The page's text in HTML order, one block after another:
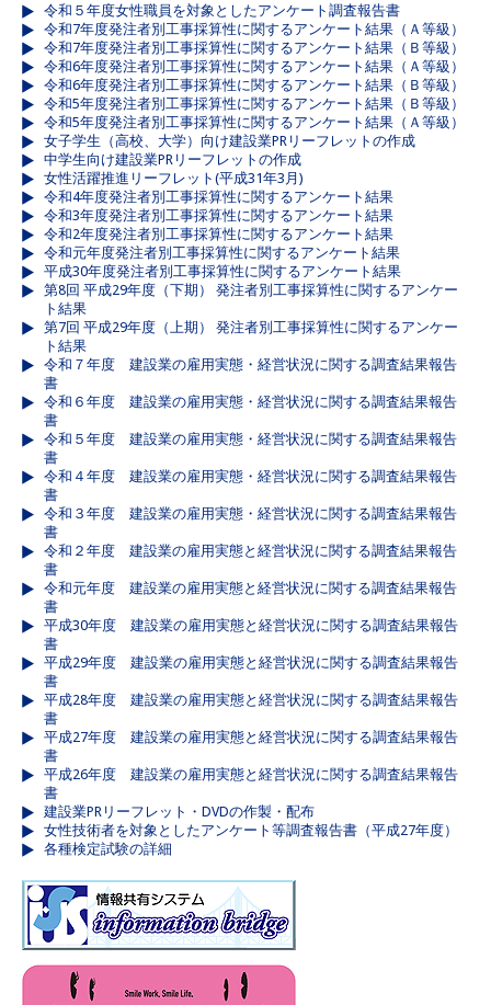
令和５年度女性職員を対象としたアンケート調査報告書
令和7年度発注者別工事採算性に関するアンケート結果（Ａ等級）
令和7年度発注者別工事採算性に関するアンケート結果（Ｂ等級）
令和6年度発注者別工事採算性に関するアンケート結果（Ａ等級）
令和6年度発注者別工事採算性に関するアンケート結果（Ｂ等級）
令和5年度発注者別工事採算性に関するアンケート結果（Ｂ等級）
令和5年度発注者別工事採算性に関するアンケート結果（Ａ等級）
女子学生（高校、大学）向け建設業PRリーフレットの作成
中学生向け建設業PRリーフレットの作成
女性活躍推進リーフレット(平成31年3月)
令和4年度発注者別工事採算性に関するアンケート結果
令和3年度発注者別工事採算性に関するアンケート結果
令和2年度発注者別工事採算性に関するアンケート結果
令和元年度発注者別工事採算性に関するアンケート結果
平成30年度発注者別工事採算性に関するアンケート結果
第8回 平成29年度（下期） 発注者別工事採算性に関するアンケー
ト結果
第7回 平成29年度（上期） 発注者別工事採算性に関するアンケー
ト結果
令和７年度 建設業の雇用実態・経営状況に関する調査結果報告
書
令和６年度 建設業の雇用実態・経営状況に関する調査結果報告
書
令和５年度 建設業の雇用実態・経営状況に関する調査結果報告
書
令和４年度 建設業の雇用実態・経営状況に関する調査結果報告
書
令和３年度 建設業の雇用実態・経営状況に関する調査結果報告
書
令和２年度 建設業の雇用実態と経営状況に関する調査結果報告
書
令和元年度 建設業の雇用実態と経営状況に関する調査結果報告
書
平成30年度 建設業の雇用実態と経営状況に関する調査結果報告
書
平成29年度 建設業の雇用実態と経営状況に関する調査結果報告
書
平成28年度 建設業の雇用実態と経営状況に関する調査結果報告
書
平成27年度 建設業の雇用実態と経営状況に関する調査結果報告
書
平成26年度 建設業の雇用実態と経営状況に関する調査結果報告
書
建設業PRリーフレット・DVDの作製・配布
女性技術者を対象としたアンケート等調査報告書（平成27年度）
各種検定試験の詳細